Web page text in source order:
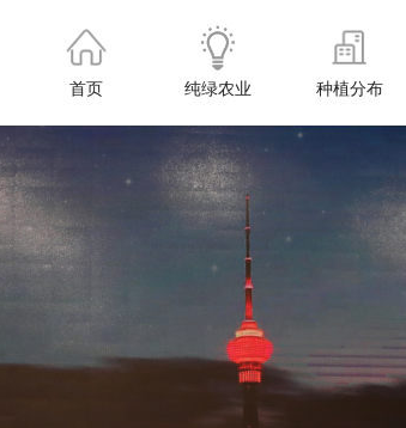
首页 纯绿农业 种植分布